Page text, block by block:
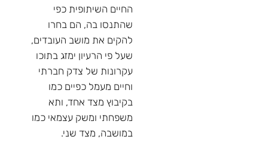
החיים השיתופית כפי
שהתנסו בה, הם בחרו
להקים את מושב העובדים,
שעל פי הרעיון ימזג בתוכו
עקרונות של צדק חברתי
וחיים מעמל כפיים כמו
בקיבוץ מצד אחד, ותא
משפחתי ומשק עצמאי כמו
במושבה, מצד שני.